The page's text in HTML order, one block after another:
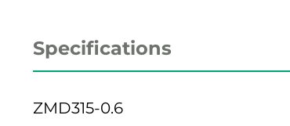
Specifications
ZMD315-0.6